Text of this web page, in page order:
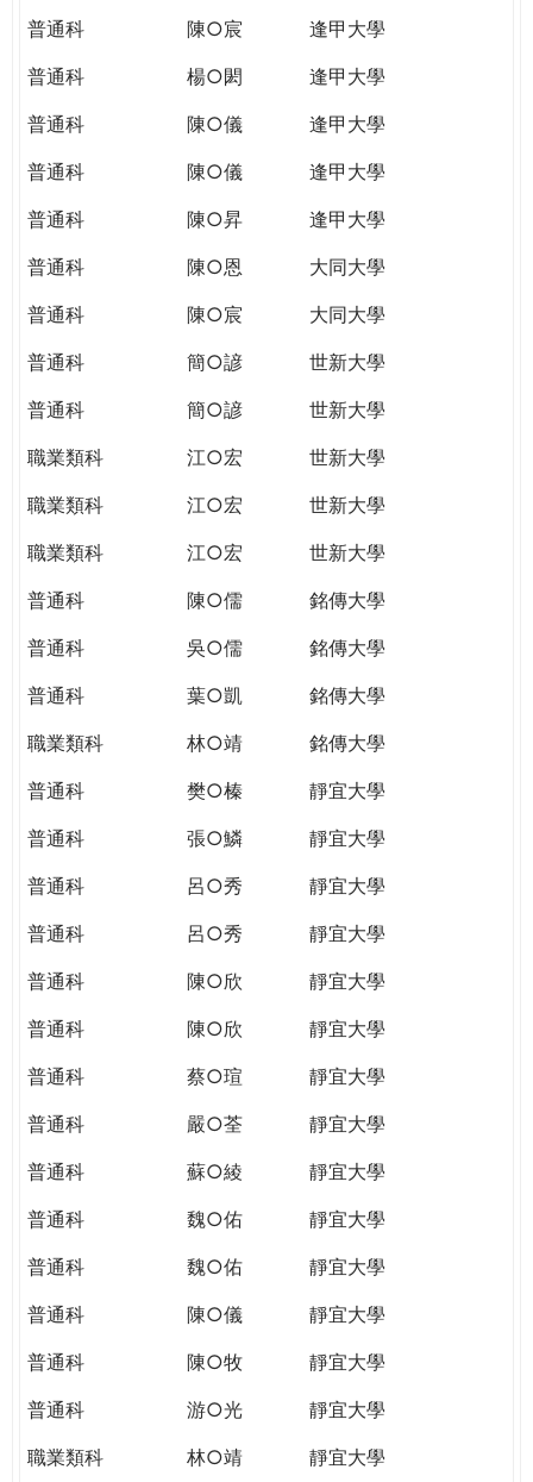
普通科 陳○宸
逢甲大學
普通科
楊○閎
逢甲大學
普通科
陳○儀
逢甲大學
普通科
陳○儀
逢甲大學
普通科
陳○昇
逢甲大學
普通科
陳○恩
大同大學
普通科
陳○宸
大同大學
普通科
簡○諺
世新大學
普通科
簡○諺
世新大學
職業類科
江○宏
世新大學
職業類科
江○宏
世新大學
職業類科
江○宏
世新大學
普通科
陳○儒
銘傳大學
普通科
吳○儒
銘傳大學
普通科
葉○凱
銘傳大學
職業類科
林○靖
銘傳大學
普通科
樊○榛
靜宜大學
普通科
張○鱗
靜宜大學
普通科
呂○秀
靜宜大學
普通科
呂○秀
靜宜大學
普通科
陳○欣
靜宜大學
普通科
陳○欣
靜宜大學
普通科
蔡○瑄
靜宜大學
普通科
嚴○荃
靜宜大學
普通科
蘇○綾
靜宜大學
普通科
魏○佑
靜宜大學
普通科
魏○佑
靜宜大學
普通科
陳○儀
靜宜大學
普通科
陳○牧
靜宜大學
普通科
游○光
靜宜大學
職業類科
林○靖
靜宜大學